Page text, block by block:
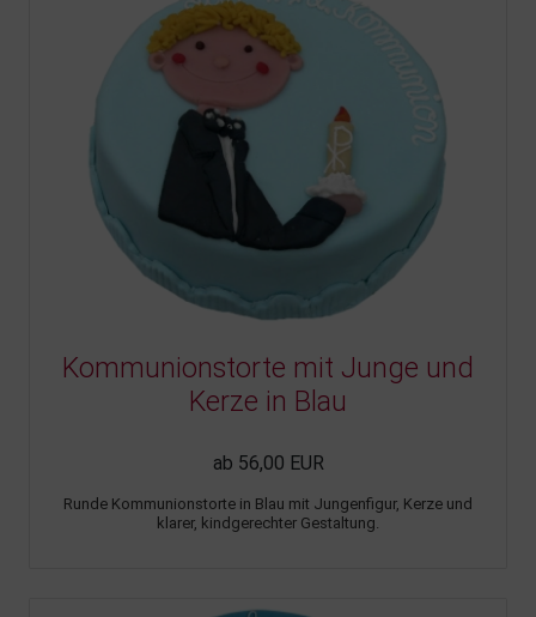
Kommunionstorte mit Junge und
Kerze in Blau
ab 56,00 EUR
Runde Kommunionstorte in Blau mit Jungenfigur, Kerze und
klarer, kindgerechter Gestaltung.